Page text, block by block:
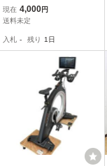
階 フィットネスバイク プ
ログラムバイク6223 AFB
現在 4,000円
送料未定
入札 - 残り 1日